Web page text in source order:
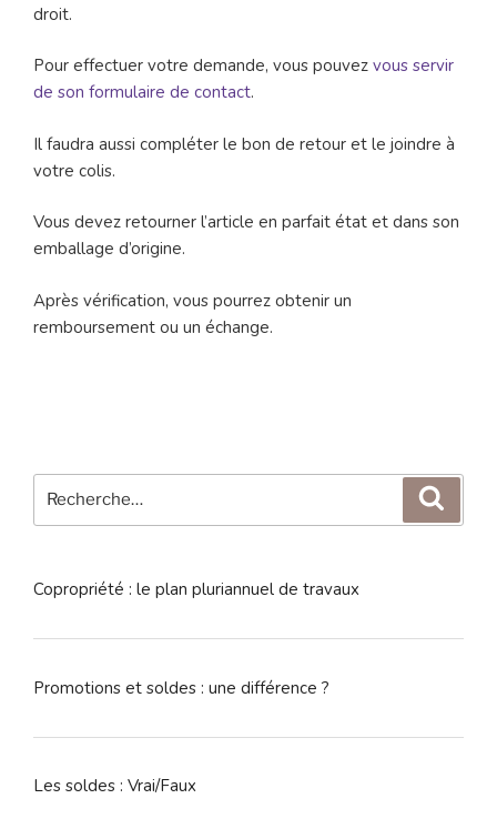
droit.
Pour effectuer votre demande, vous pouvez vous servir
de son formulaire de contact.
Il faudra aussi compléter le bon de retour et le joindre à
votre colis.
Vous devez retourner l’article en parfait état et dans son
emballage d’origine.
Après vérification, vous pourrez obtenir un
remboursement ou un échange.
pour
Copropriété : le plan pluriannuel de travaux
Promotions et soldes : une différence ?
Les soldes : Vrai/Faux